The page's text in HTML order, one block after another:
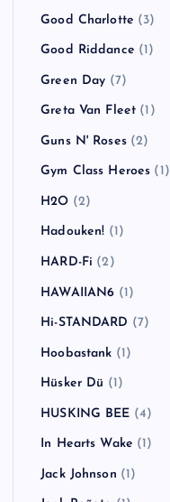
Good Charlotte (3)
Good Riddance (1)
Green Day (7)
Greta Van Fleet (1)
Guns N' Roses(2)
Gym Class Heroes (1)
H2O (2)
Hadouken! (1)
HARD-Fi (2)
HAWAIIAN6 (1)
Hi-STANDARD (7)
Hoobastank (1)
Hüsker Dü (1)
HUSKING BEE (4)
In Hearts Wake (1)
Jack Johnson (1)